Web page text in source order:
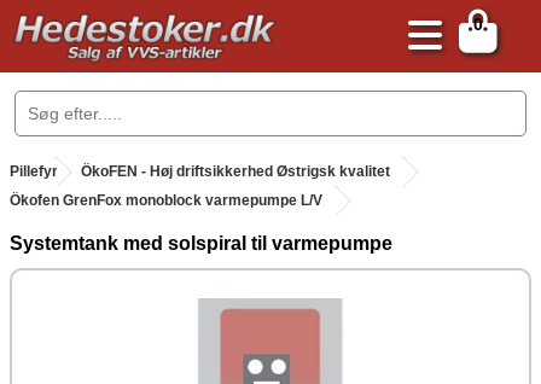
0
.
Pillefyr . ÖkoFEN - Høj driftsikkerhed Østrigsk kvalitet
Ökofen GrenFox monoblock varmepumpe L/V
Systemtank med solspiral til varmepumpe